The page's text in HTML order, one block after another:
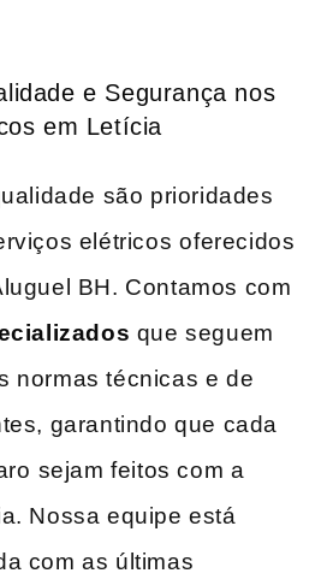
e Segurança nos
em Letícia
são prioridades
elétricos⁣ oferecidos
BH. Contamos com
que ‍seguem
normas técnicas e de
garantindo que cada
⁣sejam feitos com a
Nossa equipe está
com as últimas